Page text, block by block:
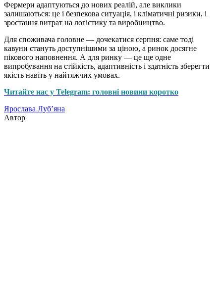
Фермери адаптуються до нових реалій, але виклики
залишаються: це і безпекова ситуація, і кліматичні ризики, і
зростання витрат на логістику та виробництво.
Для споживача головне — дочекатися серпня: саме тоді
кавуни стануть доступнішими за ціною, а ринок досягне
пікового наповнення. А для ринку — це ще одне
випробування на стійкість, адаптивність і здатність зберегти
якість навіть у найтяжчих умовах.
Читайте нас у Telegram: головні новини коротко
Ярослава Луб’яна
Автор